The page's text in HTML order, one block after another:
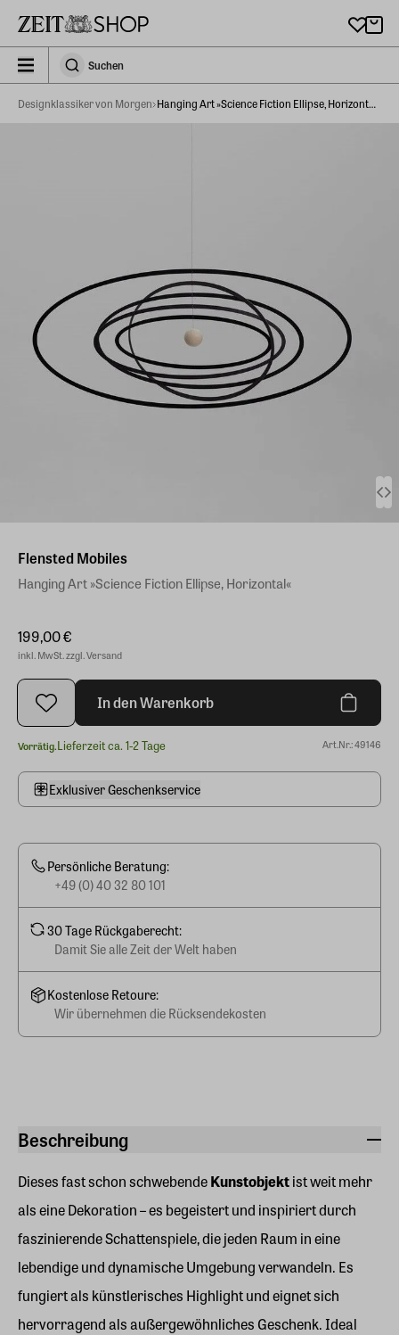
zeit_storefront.components.search.collapsed
SuchenSuchen
Designklassiker von Morgen Hanging Art »Science Fiction Ellipse, Horizontal«
Beschreibung
Dieses fast schon schwebendeKunstobjektist weit mehr
als eine Dekoration – es begeistert und inspiriert durch
faszinierende Schattenspiele, die jeden Raum in eine
lebendige und dynamische Umgebung verwandeln. Es
fungiert als künstlerisches Highlight und eignet sich
hervorragend als außergewöhnliches Geschenk. Ideal
Flensted Mobiles
Hanging Art »Science Fiction Ellipse, Horizontal«
199,00 €
inkl. MwSt. zzgl. Versand
In den Warenkorb
Vorrätig.Lieferzeit ca. 1-2 Tage Art.Nr.: 49146
Exklusiver Geschenkservice
Persönliche Beratung:
+49 (0) 40 32 80 101
30 Tage Rückgaberecht:
Damit Sie alle Zeit der Welt haben
Kostenlose Retoure:
Wir übernehmen die Rücksendekosten